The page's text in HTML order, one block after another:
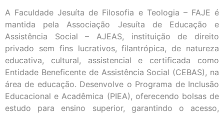
A Faculdade Jesuíta de Filosofia e Teologia – FAJE é
mantida pela Associação Jesuíta de Educação e
Assistência Social – AJEAS, instituição de direito
privado sem fins lucrativos, filantrópica, de natureza
educativa, cultural, assistencial e certificada como
Entidade Beneficente de Assistência Social (CEBAS), na
área de educação. Desenvolve o Programa de Inclusão
Educacional e Acadêmica (PIEA), oferecendo bolsas de
estudo para ensino superior, garantindo o acesso,